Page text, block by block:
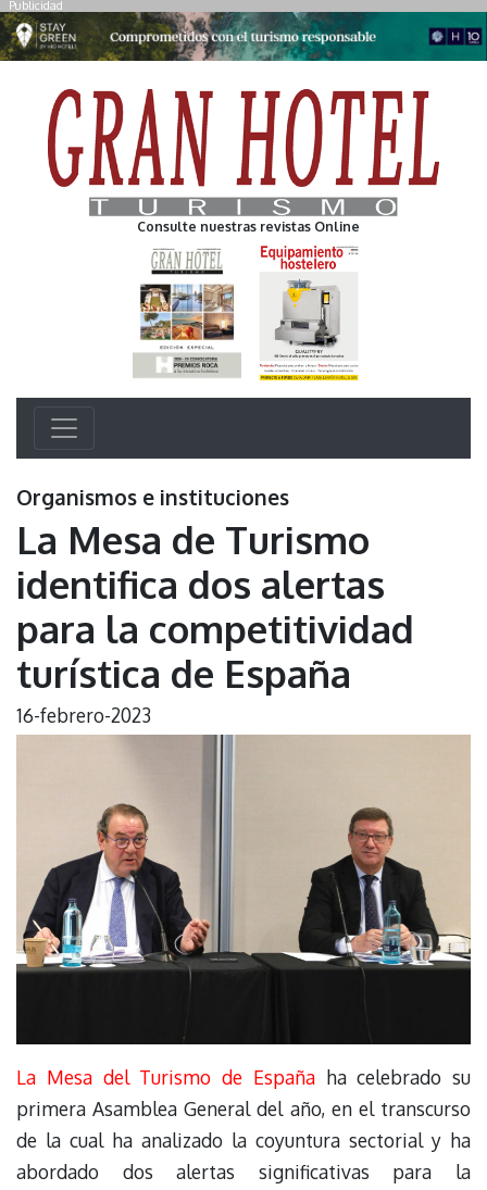
Publicidad
Consulte nuestras revistas Online
Organismos e instituciones
La Mesa de Turismo
identifica dos alertas
para la competitividad
turística de España
16-febrero-2023
La Mesa del Turismo de Españaha celebrado su
primera Asamblea General del año, en el transcurso
de la cual ha analizado la coyuntura sectorial y ha
abordado dos alertas significativas para la